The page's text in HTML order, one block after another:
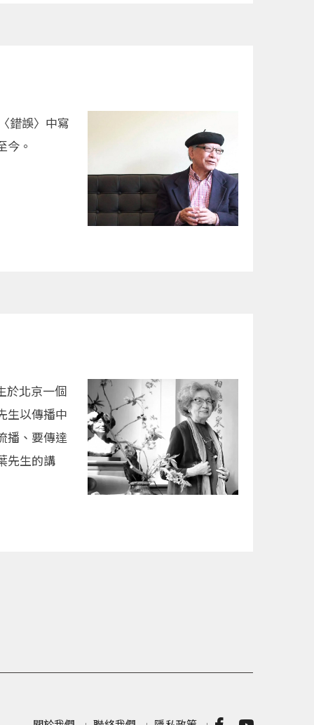
錯誤〉中寫
今。
於北京一個
生以傳播中
播、要傳達
先生的講